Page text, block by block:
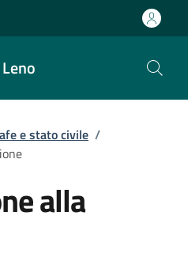
e stato civile /
alla